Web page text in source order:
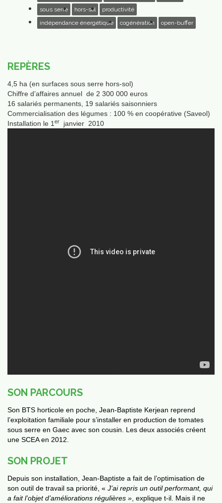
sous serre
hors-sol
productivité
indépendance énergétique
cogénération open-buffer
REPÈRES
4,5 ha (en surfaces sous serre hors-sol)
Chiffre d’affaires annuel de 2 300 000 euros
16 salariés permanents, 19 salariés saisonniers
Commercialisation des légumes : 100 % en coopérative (Saveol)
Installation le 1 er janvier 2010
SON PARCOURS
Son BTS horticole en poche, Jean-Baptiste Kerjean reprend
l’exploitation familiale pour s’installer en production de tomates
sous serre en Gaec avec son cousin. Les deux associés créent
une SCEA en 2012.
SON PROJET
Depuis son installation, Jean-Baptiste a fait de l’optimisation de
son outil de travail sa priorité, « J’ai repris un outil performant, qui
a fait l’objet d’améliorations régulières » , explique t-il. Mais il ne